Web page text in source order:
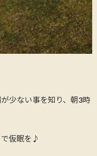
少ない事を知り、朝3時
で仮眠を♪